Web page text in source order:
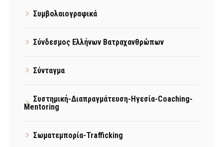
Συμβολαιογραφικά
Σύνδεσμος Ελλήνων Βατραχανθρώπων
Σύνταγμα
Συστημική-Διαπραγμάτευση-Ηγεσία-Coaching-
Mentoring
Σωματεμπορία-Trafficking